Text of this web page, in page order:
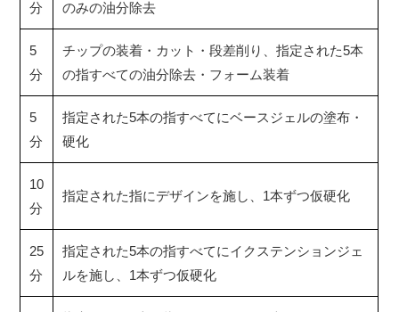
分
のみの油分除去
5
分
チップの装着・カット・段差削り、指定された5本
の指すべての油分除去・フォーム装着
5
分
指定された5本の指すべてにベースジェルの塗布・
硬化
10
分
指定された指にデザインを施し、1本ずつ仮硬化
25
分
指定された5本の指すべてにイクステンションジェ
ルを施し、1本ずつ仮硬化